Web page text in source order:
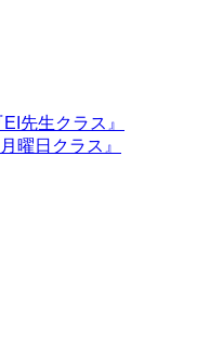
先生クラス』
曜日クラス』